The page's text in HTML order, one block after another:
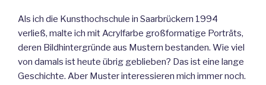
Als ich die Kunsthochschule in Saarbrückern 1994
verließ, malte ich mit Acrylfarbe großformatige Porträts,
deren Bildhintergründe aus Mustern bestanden. Wie viel
von damals ist heute übrig geblieben? Das ist eine lange
Geschichte. Aber Muster interessieren mich immer noch.